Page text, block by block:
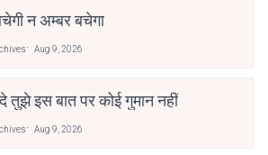
न अम्बर बचेगा
Aug 9, 2026
तुझे इस बात पर कोई गुमान नहीं
Aug 9, 2026